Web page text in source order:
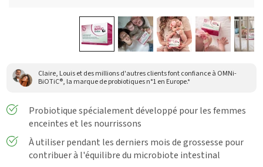
Claire, Louis et des millions d'autres clients font confiance à OMNi-
BiOTiC®, la marque de probiotiques n°1 en Europe.*
Probiotique spécialement développé pour les femmes
enceintes et les nourrissons
À utiliser pendant les derniers mois de grossesse pour
contribuer à l'équilibre du microbiote intestinal